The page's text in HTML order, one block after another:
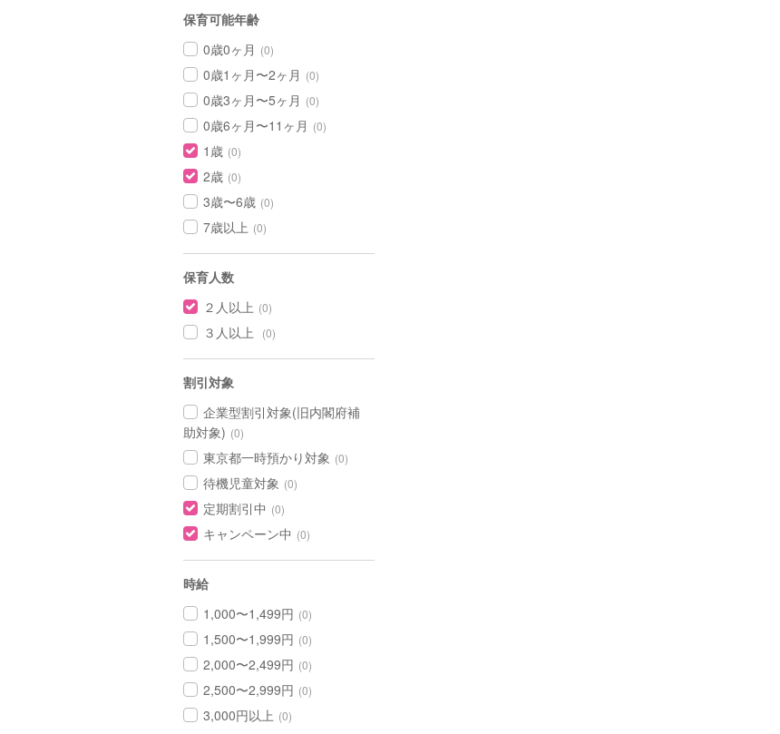
保育可能年齢
0歳0ヶ月 (0)
0歳1ヶ月〜2ヶ月 (0)
0歳3ヶ月〜5ヶ月 (0)
0歳6ヶ月〜11ヶ月 (0)
1歳 (0)
2歳 (0)
3歳〜6歳 (0)
7歳以上 (0)
保育人数
２人以上 (0)
３人以上 (0)
割引対象
企業型割引対象(旧内閣府補
助対象) (0)
東京都一時預かり対象 (0)
待機児童対象 (0)
定期割引中 (0)
キャンペーン中 (0)
時給
1,000〜1,499円 (0)
1,500〜1,999円 (0)
2,000〜2,499円 (0)
2,500〜2,999円 (0)
3,000円以上 (0)